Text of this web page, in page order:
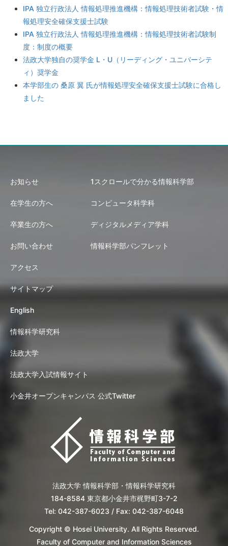
IPA 独立行政法人 情報処理推進機構：情報処理技術者試験・情
報処理安全確保支援士試験
IPA 独立行政法人 情報処理推進機構：情報処理技術者試験制
度：制度の概要
法政大学独自の奨学金 L・U（リーディング・ユニバーシテ
ィ）奨学金
本学部生の 桑原 翼 氏が情報処理安全確保支援士試験に合格し
ました
お知らせ
在学生の方へ
卒業生の方へ
お問い合わせ
アクセス
サイトマップ
English
1スクロールで分かる情報科学部
コンピュータ科学科
ディジタルメディア学科
情報科学部パンフレット
情報科学研究科
法政大学
法政大学入試情報サイト
小金井オープンキャンパス 公式Twitter
法政大学 情報科学部・情報科学研究科
184-8584 東京都小金井市梶野町3-7-2
Tel: 042-387-6023 / Fax: 042-387-6048
Copyright © Hosei University. All Rights Reserved.
Faculty of Computer and Information Sciences